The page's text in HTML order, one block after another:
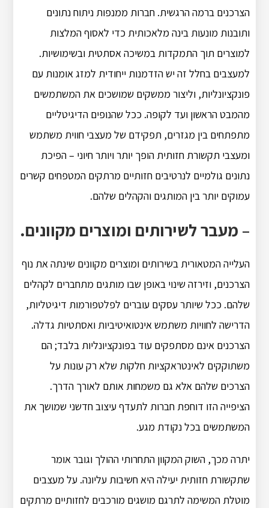
הצרכנים ברמה הרגשית. חברות ממנפות ניתוח נתונים
ותובנות מונעות בינה מלאכותית כדי לאסוף המלצות
למוצרים תוך התמקדות במשיכה אסתטית ובשימושיות.
למעצבים בחלל זה יש הזדמנות ייחודית למזג אומנות עם
פונקציונליות, וליצור ממשקים שמושכים את המשתמשים
מהמבט הראשון ועד לקופה. ככל שהנופים הדיגיטליים
מתפתחים בין מגזרים, תפקידם של מעצבי חווית משתמש
ומעצבי תקשורת חזותית הופך יותר ויותר חיוני – הפיכת
נתונים גולמיים לנרטיבים חזותיים מרתקים המטפחים קשרים
עמוקים יותר בין המותגים והקהלים שלהם.
– מעבר לשירותים ומוצרים מקוונים.
העלייה המטאורית בשירותים ומוצרים מקוונים שינתה את נוף
הצרכנים, וזירזה שינוי באופן שבו מותגים מתחברים לקהלים
שלהם. ככל שיותר עסקים עוברים לפלטפורמות דיגיטליות,
הדרישה לחוויות משתמש אינטואיטיביות ואסתטיות גדלה.
הצרכנים אינם מסתפקים עוד בפונקציונליות בלבד; הם
משתוקקים לאינטראקציות חלקות שלא רק עונות על
הצרכים שלהם אלא גם משמחות אותם לאורך הדרך.
הציפייה הזו דוחפת חברות לתעדף עיצוב חדשני שמושך את
המשתמשים בכל נקודת מגע.
יתרה מכך, השוק המקוון התחרותי ההולך וגובר אומר
שתקשורת חזותית יעילה היא חשיבות עליונה. על מעצבים
מוטלת המשימה לתרגם מושגים מורכבים לחזותיים מרתקים